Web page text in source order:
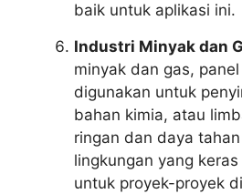
baik untuk aplikasi ini.
Industri Minyak dan
minyak dan gas,
digunakan untuk
bahan kimia, atau
ringan dan daya
lingkungan yang
untuk proyek-proyek